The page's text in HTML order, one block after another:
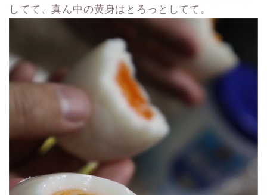
してて、真ん中の黄身はとろっとしてて。